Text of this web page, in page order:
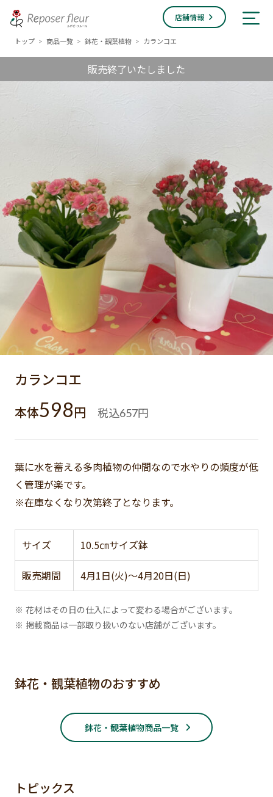
店舗情報
トップ > 商品一覧 > 鉢花・観葉植物 > カランコエ
販売終了いたしました
カランコエ
本体598円 税込657円
葉に水を蓄える多肉植物の仲間なので水やりの頻度が低
く管理が楽です。
※在庫なくなり次第終了となります。
サイズ 10.5㎝サイズ鉢
販売期間 4月1日(火)～4月20日(日)
※ 花材はその日の仕入によって変わる場合がございます。
※ 掲載商品は一部取り扱いのない店舗がございます。
鉢花・観葉植物のおすすめ
鉢花・観葉植物商品一覧
トピックス